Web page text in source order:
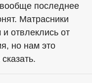
последнее
Матрасники
отвлеклись от
но нам это